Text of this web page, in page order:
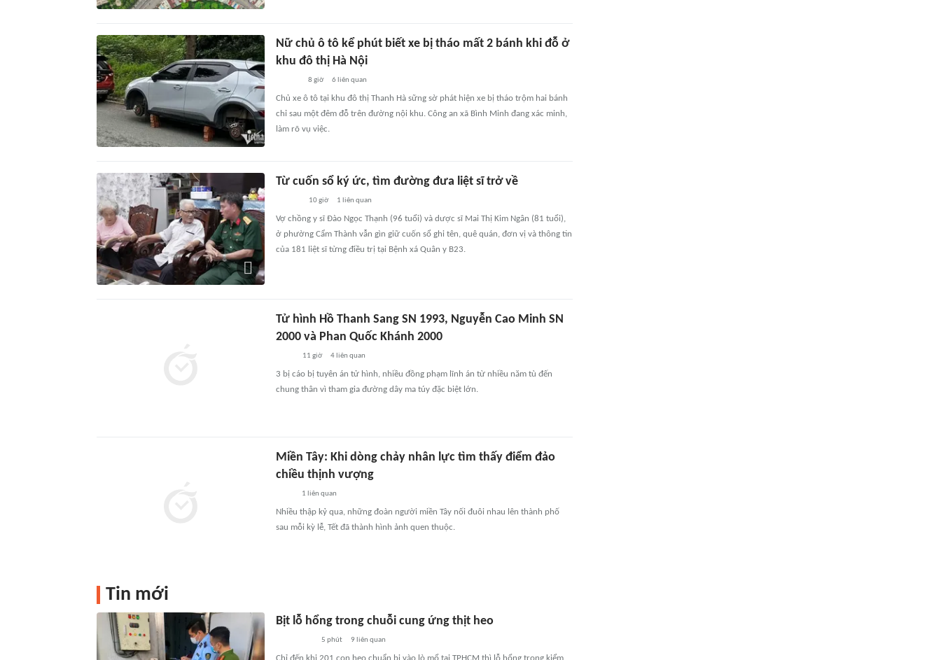
Nữ chủ ô tô kể phút biết xe bị tháo mất 2 bánh khi đỗ ở
khu đô thị Hà Nội
8 giờ 6 liên quan
Chủ xe ô tô tại khu đô thị Thanh Hà sững sờ phát hiện xe bị tháo trộm hai bánh
chỉ sau một đêm đỗ trên đường nội khu. Công an xã Bình Minh đang xác minh,
làm rõ vụ việc.
Từ cuốn sổ ký ức, tìm đường đưa liệt sĩ trở về
10 giờ 1 liên quan
Vợ chồng y sĩ Đào Ngọc Thạnh (96 tuổi) và dược sĩ Mai Thị Kim Ngân (81 tuổi),
ở phường Cẩm Thành vẫn gìn giữ cuốn sổ ghi tên, quê quán, đơn vị và thông tin
của 181 liệt sĩ từng điều trị tại Bệnh xá Quân y B23.
Tử hình Hồ Thanh Sang SN 1993, Nguyễn Cao Minh SN
2000 và Phan Quốc Khánh 2000
11 giờ 4 liên quan
3 bị cáo bị tuyên án tử hình, nhiều đồng phạm lĩnh án từ nhiều năm tù đến
chung thân vì tham gia đường dây ma túy đặc biệt lớn.
Miền Tây: Khi dòng chảy nhân lực tìm thấy điểm đảo
chiều thịnh vượng
1 liên quan
Nhiều thập kỷ qua, những đoàn người miền Tây nối đuôi nhau lên thành phố
sau mỗi kỳ lễ, Tết đã thành hình ảnh quen thuộc.
Tin mới
Bịt lỗ hổng trong chuỗi cung ứng thịt heo
5 phút 9 liên quan